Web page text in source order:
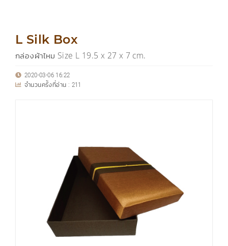
L Silk Box
กล่องผ้าไหม Size L 19.5 x 27 x 7 cm.
2020-03-06 16:22
จำนวนครั้งที่อ่าน : 211